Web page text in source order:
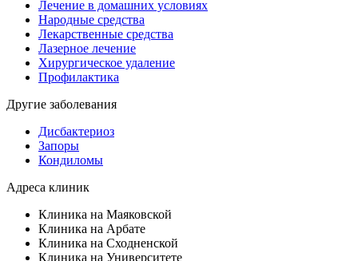
Лечение в домашних условиях
Народные средства
Лекарственные средства
Лазерное лечение
Хирургическое удаление
Профилактика
Другие заболевания
Дисбактериоз
Запоры
Кондиломы
Адреса клиник
Клиника на Маяковской
Клиника на Арбате
Клиника на Сходненской
Клиника на Университете